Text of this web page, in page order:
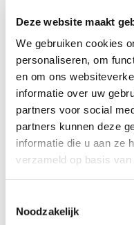
Deze website maakt
We gebruiken cookies
personaliseren, om
en om ons
informatie over uw
partners voor social
partners kunnen deze
informatie die u aan ze
verzameld op basis
Noodzakelijk
bus stappen, die brengt je
centrum van Groningen.
Extra personen
Er geldt een toeslag bij
Vanaf 5 personen betaal
extra.